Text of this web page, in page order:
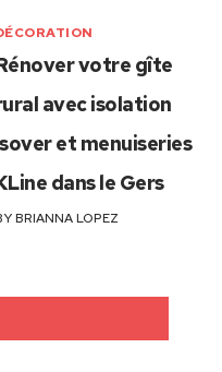
votre gîte
avec isolation
et menuiseries
dans le Gers
BRIANNA LOPEZ